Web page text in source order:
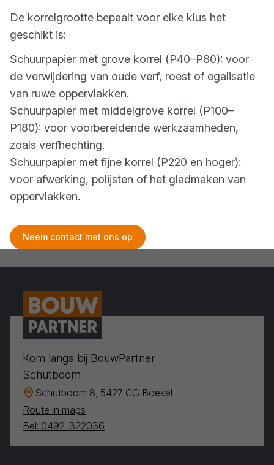
De korrelgrootte bepaalt voor elke klus het
geschikt is:
Schuurpapier met grove korrel (P40–P80): voor
de verwijdering van oude verf, roest of egalisatie
van ruwe oppervlakken.
Schuurpapier met middelgrove korrel (P100–
P180): voor voorbereidende werkzaamheden,
zoals verfhechting.
Schuurpapier met fijne korrel (P220 en hoger):
voor afwerking, polijsten of het gladmaken van
oppervlakken.
Neem contact met ons op
Kom langs bij BouwPartner
Schutboom
Schutboom 8, 5427 CG Boekel
Route in maps
Bel: 0492-322036